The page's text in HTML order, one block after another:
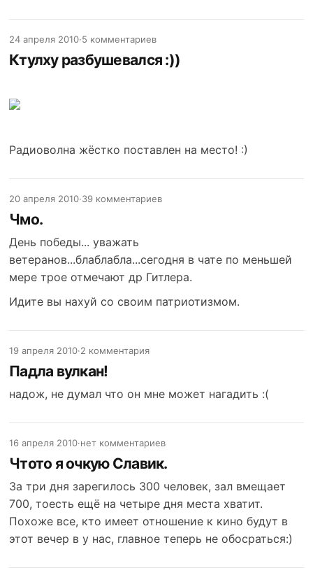
24 апреля 2010·5 комментариев
Ктулху разбушевался :))
Радиоволна жёстко поставлен на место! :)
20 апреля 2010·39 комментариев
Чмо.
День победы... уважать
ветеранов...блаблабла...сегодня в чате по меньшей
мере трое отмечают др Гитлера.
Идите вы нахуй со своим патриотизмом.
19 апреля 2010·2 комментария
Падла вулкан!
надож, не думал что он мне может нагадить :(
16 апреля 2010·нет комментариев
Чтото я очкую Славик.
За три дня зарегилось 300 человек, зал вмещает
700, тоесть ещё на четыре дня места хватит.
Похоже все, кто имеет отношение к кино будут в
этот вечер в у нас, главное теперь не обосраться:)